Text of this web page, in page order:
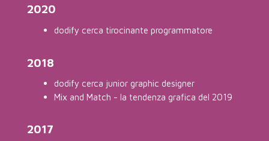
2020
dodify cerca tirocinante programmatore
2018
dodify cerca junior graphic designer
Mix and Match - la tendenza grafica del 2019
2017